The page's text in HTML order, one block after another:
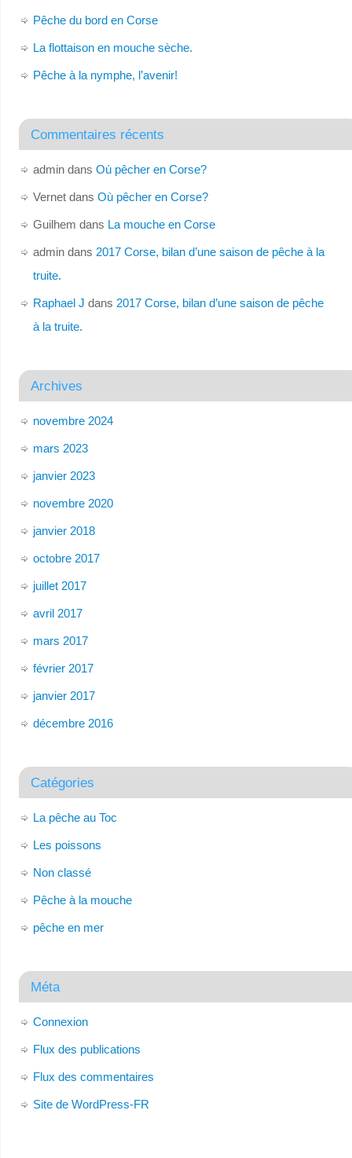
Pêche du bord en Corse
La flottaison en mouche sèche.
Pêche à la nymphe, l’avenir!
Commentaires récents
admindans Où pêcher en Corse?
Vernetdans Où pêcher en Corse?
Guilhem dans La mouche en Corse
admindans 2017 Corse, bilan d’une saison de pêche à la
truite.
Raphael J dans 2017 Corse, bilan d’une saison de pêche
à la truite.
Archives
novembre 2024
mars 2023
janvier 2023
novembre 2020
janvier 2018
octobre 2017
juillet 2017
avril 2017
mars 2017
février 2017
janvier 2017
décembre 2016
Catégories
La pêche au Toc
Les poissons
Non classé
Pêche à la mouche
pêche en mer
Méta
Connexion
Flux des publications
Flux des commentaires
Site de WordPress-FR